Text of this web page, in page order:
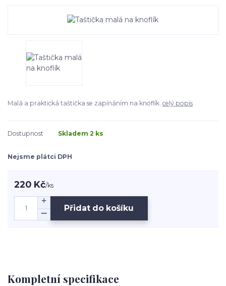
Malá a praktická taštička se zapínáním na knoflík. celý popis
Dostupnost Skladem 2 ks
Nejsme plátci DPH
220 Kč/ks
Přidat do košíku
Kompletní specifikace